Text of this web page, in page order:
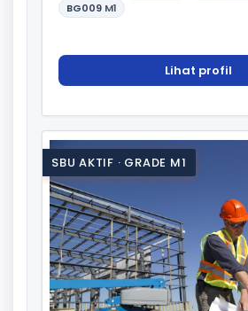
BG009 M1
Lihat profil
SBU AKTIF · GRADE M1